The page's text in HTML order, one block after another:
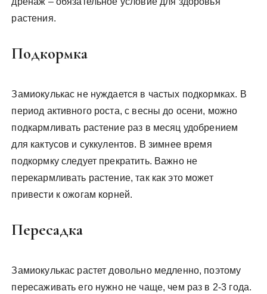
растения.
Подкормка
Замиокулькас не нуждается в частых подкормках. В
период активного роста, с весны до осени, можно
подкармливать растение раз в месяц удобрением
для кактусов и суккулентов. В зимнее время
подкормку следует прекратить. Важно не
перекармливать растение, так как это может
привести к ожогам корней.
Пересадка
Замиокулькас растет довольно медленно, поэтому
пересаживать его нужно не чаще, чем раз в 2-3 года.